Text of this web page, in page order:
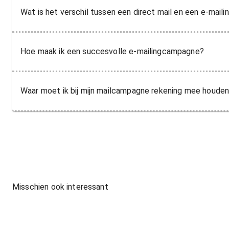
Wat is het verschil tussen een direct mail en een e-
Hoe maak ik een succesvolle e-mailingcampagne?
Waar moet ik bij mijn mailcampagne rekening mee
Misschien ook interessant